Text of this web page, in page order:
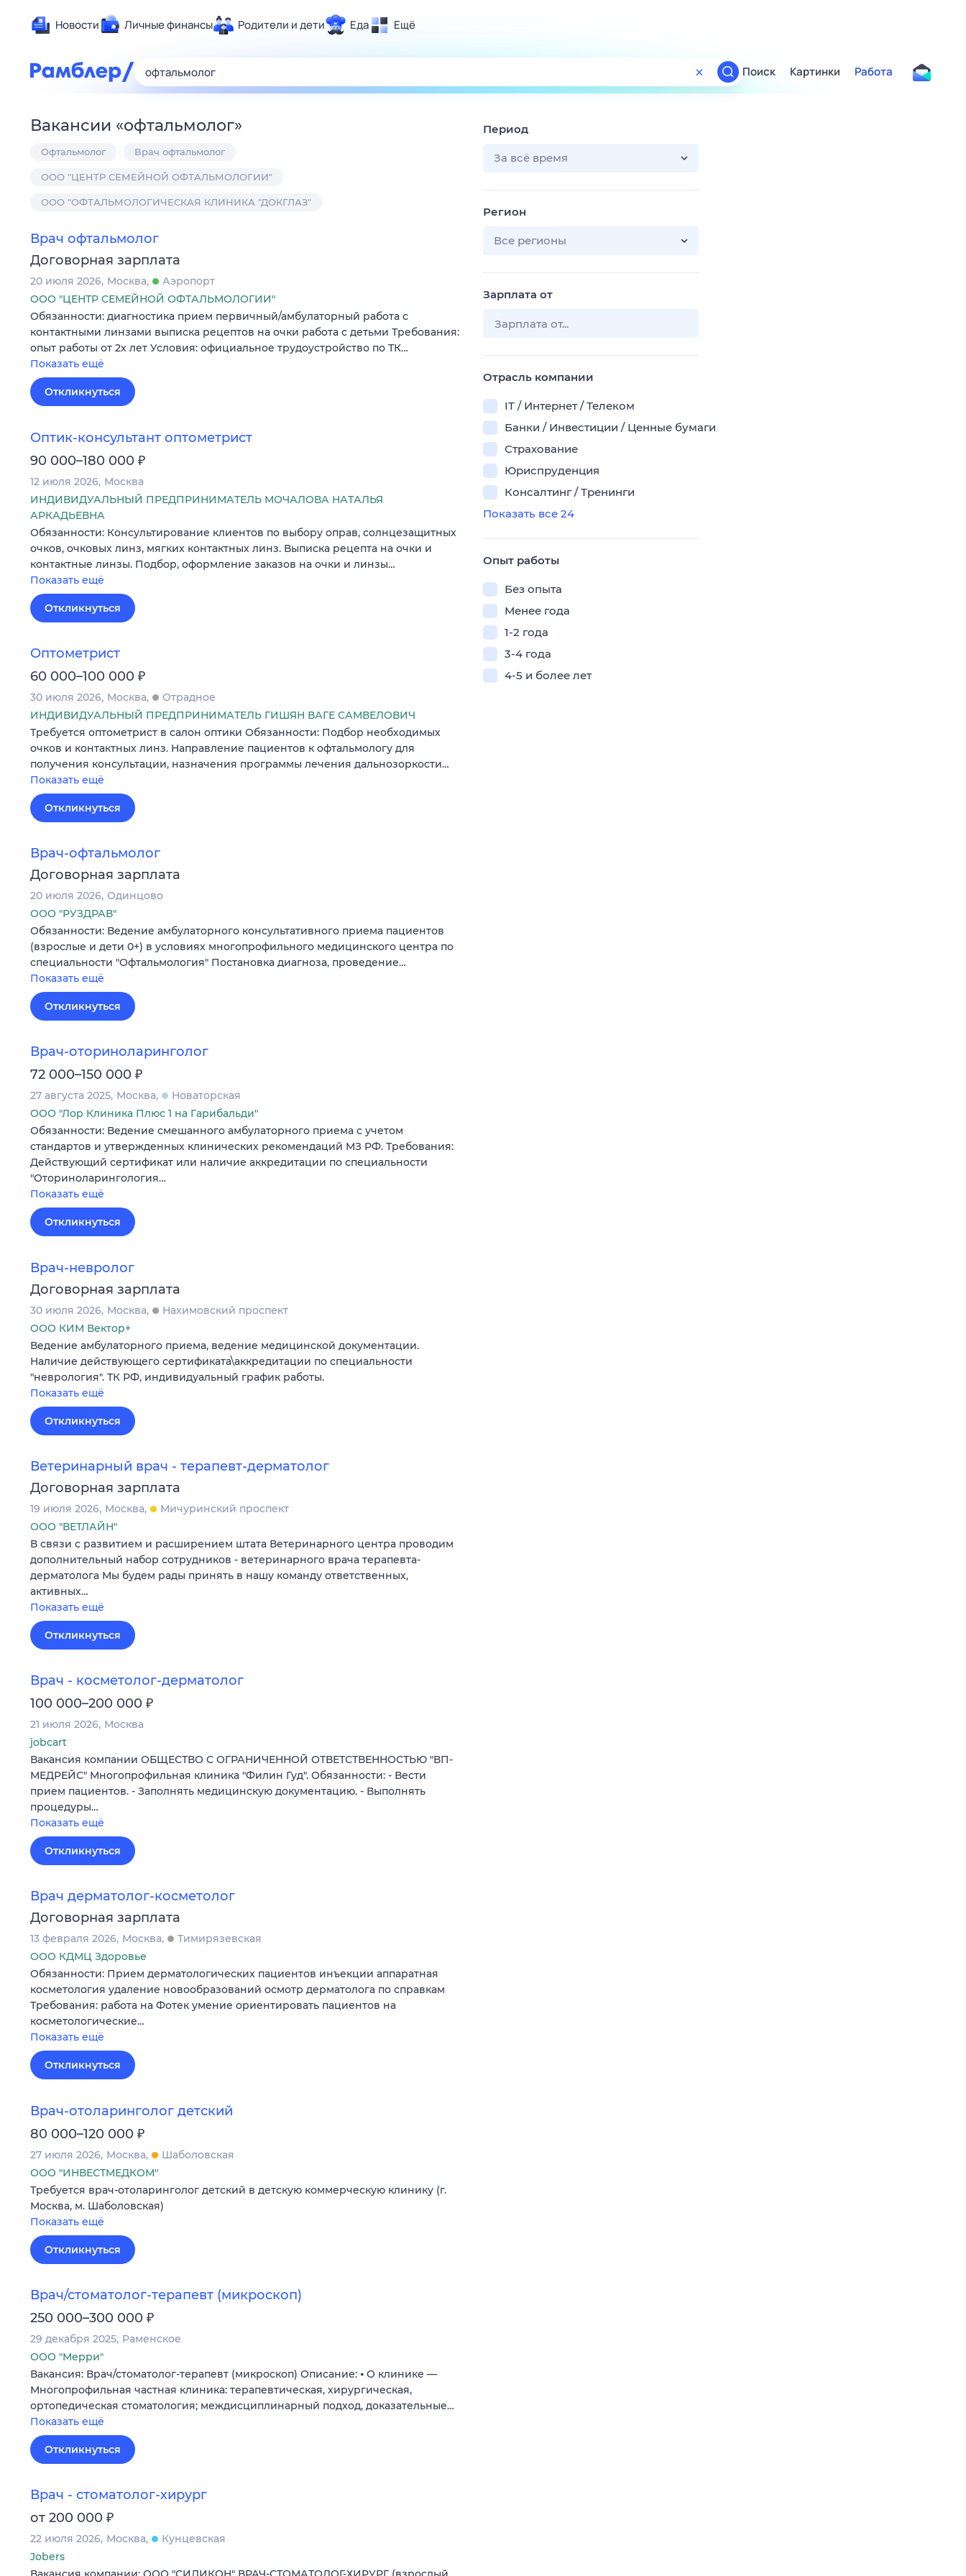
Новости Личные финансы Родители и дети Еда Ещё
Развлечения и отдых
Авто
Технологии и тренды
Поиск
ТВ-программа
Поиск Картинки Работа
Вакансии «офтальмолог»
Офтальмолог Врач офтальмолог
ООО "ЦЕНТР СЕМЕЙНОЙ ОФТАЛЬМОЛОГИИ"
ООО "ОФТАЛЬМОЛОГИЧЕСКАЯ КЛИНИКА "ДОКГЛАЗ"
Врач офтальмолог
Договорная зарплата
20 июля 2026 Москва
Аэропорт
ООО "ЦЕНТР СЕМЕЙНОЙ ОФТАЛЬМОЛОГИИ"
Обязанности: диагностика прием первичный/амбулаторный работа с
контактными линзами выписка рецептов на очки работа с детьми Требования:
опыт работы от 2х лет Условия: официальное трудоустройство по ТК…
Показать ещё
Откликнуться
Оптик-консультант оптометрист
90 000–180 000 ₽
12 июля 2026 Москва
ИНДИВИДУАЛЬНЫЙ ПРЕДПРИНИМАТЕЛЬ МОЧАЛОВА НАТАЛЬЯ
АРКАДЬЕВНА
Обязанности: Консультирование клиентов по выбору оправ, солнцезащитных
очков, очковых линз, мягких контактных линз. Выписка рецепта на очки и
контактные линзы. Подбор, оформление заказов на очки и линзы…
Показать ещё
Откликнуться
Оптометрист
60 000–100 000 ₽
30 июля 2026 Москва
Отрадное
ИНДИВИДУАЛЬНЫЙ ПРЕДПРИНИМАТЕЛЬ ГИШЯН ВАГЕ САМВЕЛОВИЧ
Требуется оптометрист в салон оптики Обязанности: Подбор необходимых
очков и контактных линз. Направление пациентов к офтальмологу для
получения консультации, назначения программы лечения дальнозоркости…
Показать ещё
Откликнуться
Врач-офтальмолог
Договорная зарплата
20 июля 2026 Одинцово
ООО "РУЗДРАВ"
Обязанности: Ведение амбулаторного консультативного приема пациентов
(взрослые и дети 0+) в условиях многопрофильного медицинского центра по
специальности "Офтальмология" Постановка диагноза‚ проведение…
Показать ещё
Откликнуться
Врач-оториноларинголог
72 000–150 000 ₽
27 августа 2025 Москва
Новаторская
ООО "Лор Клиника Плюс 1 на Гарибальди"
Обязанности: Ведение смешанного амбулаторного приема с учетом
стандартов и утвержденных клинических рекомендаций МЗ РФ. Требования:
Действующий сертификат или наличие аккредитации по специальности
"Оториноларингология…
Показать ещё
Откликнуться
Врач-невролог
Договорная зарплата
30 июля 2026 Москва
Нахимовский проспект
ООО КИМ Вектор+
Ведение амбулаторного приема, ведение медицинской документации.
Наличие действующего сертификата\аккредитации по специальности
"неврология". ТК РФ, индивидуальный график работы.
Показать ещё
Откликнуться
Ветеринарный врач - терапевт-дерматолог
Договорная зарплата
19 июля 2026 Москва
Мичуринский проспект
ООО "ВЕТЛАЙН"
В связи с развитием и расширением штата Ветеринарного центра проводим
дополнительный набор сотрудников - ветеринарного врача терапевта-
дерматолога Мы будем рады принять в нашу команду ответственных,
активных…
Показать ещё
Откликнуться
Врач - косметолог-дерматолог
100 000–200 000 ₽
21 июля 2026 Москва
jobcart
Вакансия компании ОБЩЕСТВО С ОГРАНИЧЕННОЙ ОТВЕТСТВЕННОСТЬЮ "ВП-
МЕДРЕЙС" Многопрофильная клиника "Филин Гуд". Обязанности: - Вести
прием пациентов. - Заполнять медицинскую документацию. - Выполнять
процедуры…
Показать ещё
Откликнуться
Врач дерматолог-косметолог
Договорная зарплата
13 февраля 2026 Москва
Тимирязевская
ООО КДМЦ Здоровье
Обязанности: Прием дерматологических пациентов инъекции аппаратная
косметология удаление новообразований осмотр дерматолога по справкам
Требования: работа на Фотек умение ориентировать пациентов на
косметологические…
Показать ещё
Откликнуться
Врач-отоларинголог детский
80 000–120 000 ₽
27 июля 2026 Москва
Шаболовская
ООО "ИНВЕСТМЕДКОМ"
Требуется врач-отоларинголог детский в детскую коммерческую клинику (г.
Москва, м. Шаболовская)
Показать ещё
Откликнуться
Врач/стоматолог-терапевт (микроскоп)
250 000–300 000 ₽
29 декабря 2025 Раменское
ООО "Мерри"
Вакансия: Врач/стоматолог-терапевт (микроскоп) Описание: ⦁ О клинике —
Многопрофильная частная клиника: терапевтическая, хирургическая,
ортопедическая стоматология; междисциплинарный подход, доказательные…
Показать ещё
Откликнуться
Врач - стоматолог-хирург
от 200 000 ₽
22 июля 2026 Москва
Кунцевская
Jobers
Период
За всё время
Регион
Все регионы
Зарплата от
Отрасль компании
IT / Интернет / Телеком
Банки / Инвестиции / Ценные бумаги
Страхование
Юриспруденция
Консалтинг / Тренинги
Показать все 24
Опыт работы
Без опыта
Менее года
1-2 года
3-4 года
4-5 и более лет